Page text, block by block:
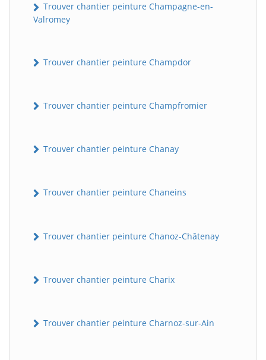
Trouver chantier peinture Champagne-en-
Valromey
Trouver chantier peinture Champdor
Trouver chantier peinture Champfromier
Trouver chantier peinture Chanay
Trouver chantier peinture Chaneins
Trouver chantier peinture Chanoz-Châtenay
Trouver chantier peinture Charix
Trouver chantier peinture Charnoz-sur-Ain